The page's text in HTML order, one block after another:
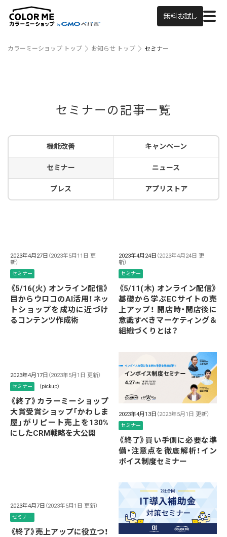
無料お試し
カラーミーショップ トップ お知らせ トップ セミナー
セミナーの記事一覧
機能改善 キャンペーン
セミナー ニュース
プレス アプリストア
2023年4月27日 （2023年5月11日 更
新）
セミナー
《5/16(火) オンライン配信》
目からウロコのAI活用！ネッ
トショップを成功に近づけ
るコンテンツ作成術
2023年4月24日 （2023年4月24日 更
新）
セミナー
《5/11(木) オンライン配信》
基礎から学ぶECサイトの売
上アップ！ 開店時・開店後に
意識すべきマーケティング＆
組織づくりとは？
2023年4月17日 （2023年5月1日 更新）
セミナー （pickup）
《終了》カラーミーショップ
大賞受賞ショップ「かわしま
屋」がリピート売上を130%
にしたCRM戦略を大公開
2023年4月13日 （2023年5月1日 更新）
セミナー
《終了》買い手側に必要な準
備・注意点を徹底解析！イン
ボイス制度セミナー
2023年4月7日 （2023年5月1日 更新）
セミナー
《終了》売上アップに役立つ！